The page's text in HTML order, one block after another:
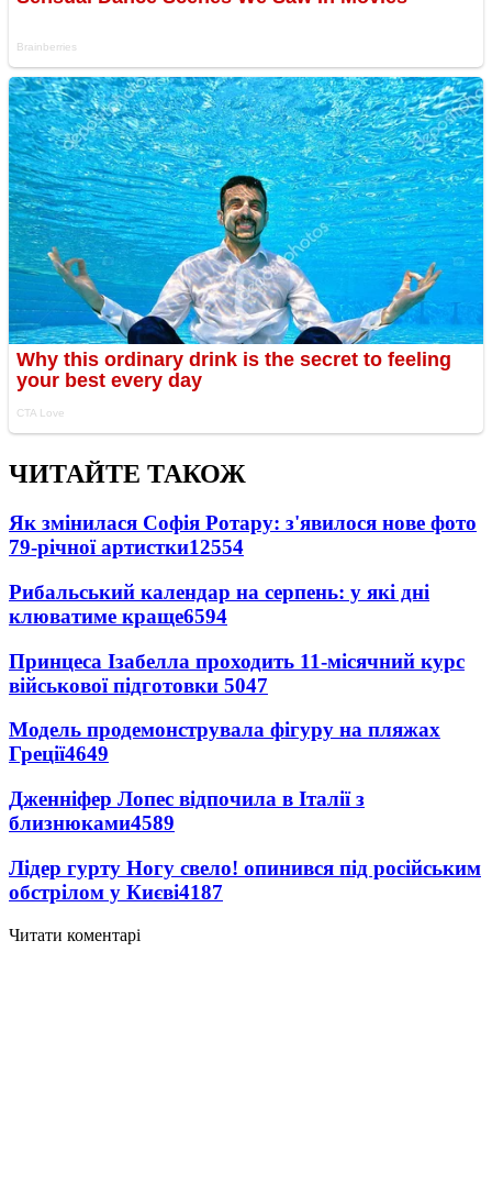
ЧИТАЙТЕ ТАКОЖ
Як змінилася Софія Ротару: з'явилося нове фото
79-річної артистки12554
Рибальський календар на серпень: у які дні
клюватиме краще6594
Принцеса Ізабелла проходить 11-місячний курс
військової підготовки 5047
Модель продемонструвала фігуру на пляжах
Греції4649
Дженніфер Лопес відпочила в Італії з
близнюками4589
Лідер гурту Ногу свело! опинився під російським
обстрілом у Києві4187
Читати коментарі